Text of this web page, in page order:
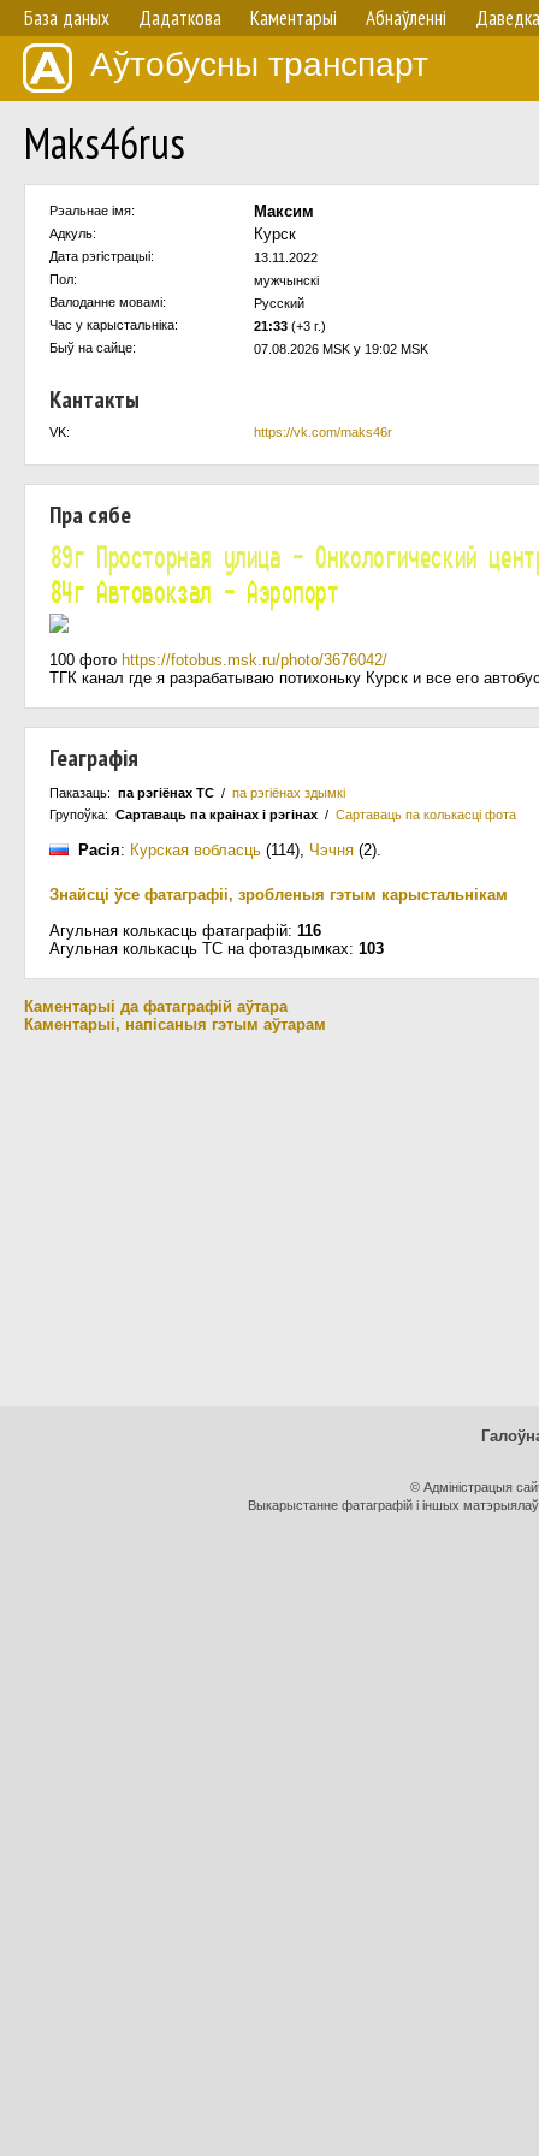
База даных Дадаткова Каментарыі Абнаўленнi Даведка
Аўтобусны транспарт
Maks46rus
Рэальнае імя: Максим
Адкуль: Курск
Дата рэгістрацыі:
13.11.2022
Пол:
мужчынскi
Валоданне мовамi:
Русский
Час у карыстальнiка:
21:33 (+3 г.)
Быў на сайце:
07.08.2026 MSK у 19:02 MSK
Кантакты
VK: https://vk.com/maks46r
Пра сябе
100 фото https://fotobus.msk.ru/photo/3676042/
ТГК канал где я разрабатываю потихоньку Курск и все его
Геаграфія
Паказаць: па рэгіёнах ТС / па рэгіёнах здымкі
Групоўка: Сартаваць па краiнах i рэгінах / Сартаваць па колькасцi фота
Расія: Курская вобласць (114) Чэчня (2)
Знайсці ўсе фатаграфіі, зробленыя гэтым карыстальнікам
Агульная колькасць фатаграфій: 116
Агульная колькасць ТС на фотаздымках: 103
Каментарыі да фатаграфій аўтара
Каментарыі, напісаныя гэтым аўтарам
© Адміністрацыя
Выкарыстанне фатаграфій і іншых